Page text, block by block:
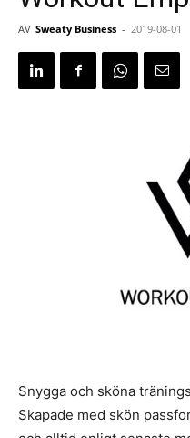
AV Sweaty Business - 2019-08-01
Snygga och sköna
Skapade med skön